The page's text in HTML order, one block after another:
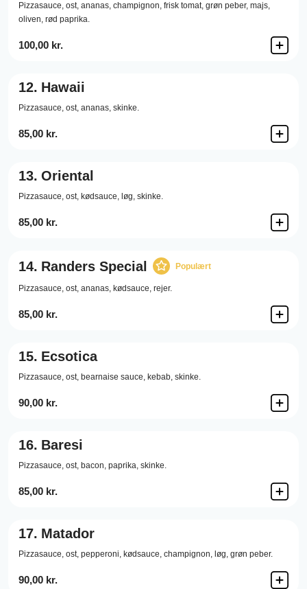
Pizzasauce, ost, ananas, champignon, frisk tomat, grøn peber, majs,
oliven, rød paprika.
100,00 kr.
12. Hawaii
Pizzasauce, ost, ananas, skinke.
85,00 kr.
13. Oriental
Pizzasauce, ost, kødsauce, løg, skinke.
85,00 kr.
14. Randers Special Populært
Pizzasauce, ost, ananas, kødsauce, rejer.
85,00 kr.
15. Ecsotica
Pizzasauce, ost, bearnaise sauce, kebab, skinke.
90,00 kr.
16. Baresi
Pizzasauce, ost, bacon, paprika, skinke.
85,00 kr.
17. Matador
Pizzasauce, ost, pepperoni, kødsauce, champignon, løg, grøn peber.
90,00 kr.